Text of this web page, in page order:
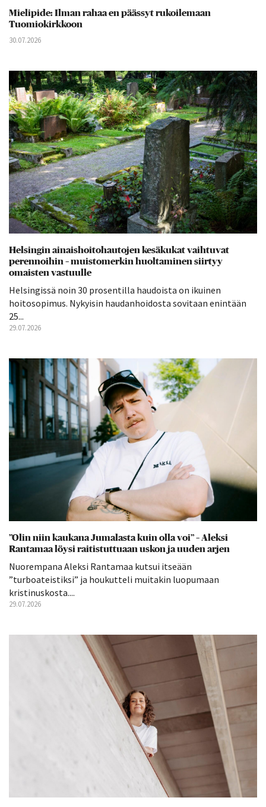
Mielipide: Ilman rahaa en päässyt rukoilemaan
Tuomiokirkkoon
30.07.2026
Helsingin ainaishoitohautojen kesäkukat vaihtuvat
perennoihin – muistomerkin huoltaminen siirtyy
omaisten vastuulle
Helsingissä noin 30 prosentilla haudoista on ikuinen
hoitosopimus. Nykyisin haudanhoidosta sovitaan enintään
25...
29.07.2026
”Olin niin kaukana Jumalasta kuin olla voi” – Aleksi
Rantamaa löysi raitistuttuaan uskon ja uuden arjen
Nuorempana Aleksi Rantamaa kutsui itseään
”turboateistiksi” ja houkutteli muitakin luopumaan
kristinuskosta....
29.07.2026